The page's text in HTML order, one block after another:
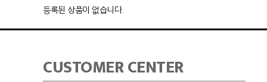
등록된 상품이 없습니다.
CUSTOMER CENTER